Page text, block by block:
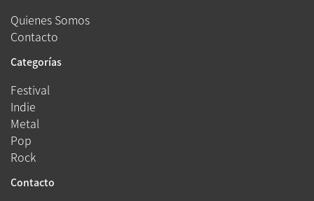
Quienes Somos
Contacto
Categorías
Festival
Indie
Metal
Pop
Rock
Contacto